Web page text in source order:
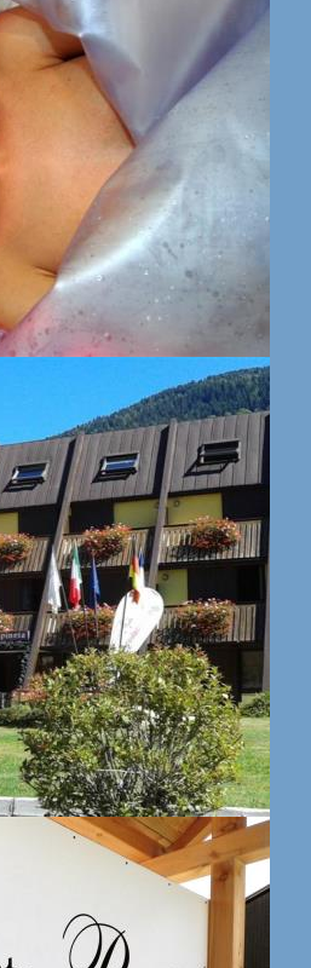
beauty Vasca Nuvola
facciata ingresso